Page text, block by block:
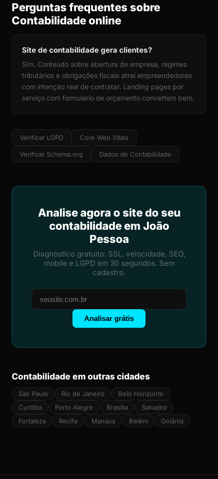
Perguntas frequentes sobre
Contabilidade online
Site de contabilidade gera clientes?
Sim. Conteúdo sobre abertura de empresa, regimes
tributários e obrigações fiscais atrai empreendedores
com intenção real de contratar. Landing pages por
serviço com formulário de orçamento convertem bem.
Verificar LGPD Core Web Vitals
Verificar Schema.org Dados de Contabilidade
Analise agora o site do seu
contabilidade em João
Pessoa
Diagnóstico gratuito: SSL, velocidade, SEO,
mobile e LGPD em 30 segundos. Sem
cadastro.
Analisar grátis
Contabilidade em outras cidades
São Paulo Rio de Janeiro
Belo Horizonte
Curitiba
Porto Alegre Brasília
Salvador
Fortaleza
Recife Manaus Belém Goiânia